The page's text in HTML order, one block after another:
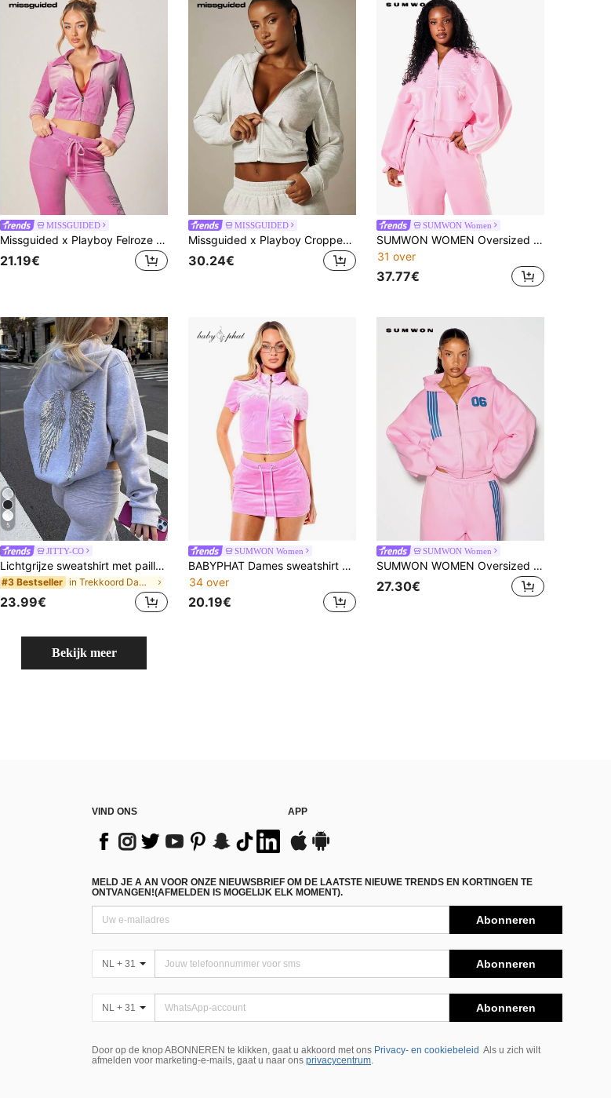
MISSGUIDED
Missguided x Playboy Felroze velours sweatshirt met strasssteentjes en volledige ritssluiting, glinsterend tekstdesign, lange mouwen, aansluitend model, cropped model voor casual herfst/winter streetwear
21.19€
MISSGUIDED
Missguided x Playboy Cropped hoodie met ritssluiting, diamanten vleugels, kristallen konijnenlogo en strass-versiering.
30.24€
SUMWON Women
SUMWON WOMEN Oversized cropped sweatshirt met volledige ritssluiting, bloemenborduurwerkdetail, geribbelde zoom en ballonmouwen
31 over
37.77€
5
JITTY-CO
Lichtgrijze sweatshirt met pailletten en geborduurde engelen vleugels Y2K schattig dames sweatshirt, casual sweatshirt met verlaagde schouders en lange mouwen voor dames in de herfst
#3 Bestseller in Trekkoord Dames Sweatshirts
23.99€
SUMWON Women
BABYPHAT Dames sweatshirt met korte mouwen, opstaande kraag en volledige ritssluiting, gemaakt van velours. Casual sportief trainingsjack voor lente en zomer.
34 over
20.19€
SUMWON Women
SUMWON WOMEN Oversized Cropped Full-Zip Hoodie Met Opvallende Streepdetails En Numerieke Borstprint Casual Winter Fleece Top
27.30€
Bekijk meer
VIND ONS APP
MELD JE A AN VOOR ONZE NIEUWSBRIEF OM DE LAATSTE NIEUWE TRENDS EN KORTINGEN TE
ONTVANGEN!(AFMELDEN IS MOGELIJK ELK MOMENT).
Abonneren
NL + 31 Abonneren
NL + 31 Abonneren
Door op de knop ABONNEREN te klikken, gaat u akkoord met ons Privacy- en cookiebeleid Als u zich wilt
afmelden voor marketing-e-mails, gaat u naar ons privacycentrum.